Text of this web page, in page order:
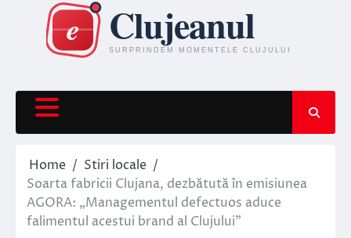
content
Home
Stiri locale
Soarta fabricii Clujana, dezbătută în emisiunea
AGORA: „Managementul defectuos aduce
falimentul acestui brand al Clujului”